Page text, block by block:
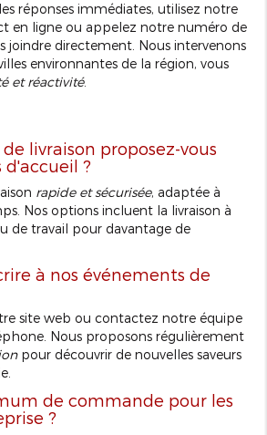
réponses immédiates, utilisez notre
en ligne ou appelez notre numéro de
joindre directement. Nous intervenons
environnantes de la région, vous
et réactivité.
livraison proposez-vous
d'accueil ?
rapide et sécurisée, adaptée à
Nos options incluent la livraison à
de travail pour davantage de
à nos événements de
site web ou contactez notre équipe
Nous proposons régulièrement
pour découvrir de nouvelles saveurs
de commande pour les
?